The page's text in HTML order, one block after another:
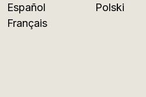
Español
Français
Polski